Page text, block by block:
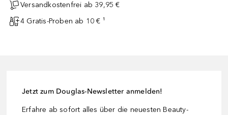
Versandkostenfrei ab 39,95 €
4 Gratis-Proben ab 10 € ¹
Jetzt zum Douglas-Newsletter anmelden!
Erfahre ab sofort alles über die neuesten Beauty-